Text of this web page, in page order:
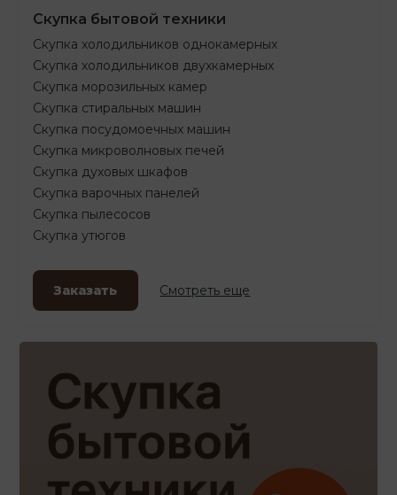
Скупка бытовой техники
Скупка холодильников однокамерных
Скупка холодильников двухкамерных
Скупка морозильных камер
Скупка стиральных машин
Скупка посудомоечных машин
Скупка микроволновых печей
Скупка духовых шкафов
Скупка варочных панелей
Скупка пылесосов
Скупка утюгов
Заказать Смотреть еще